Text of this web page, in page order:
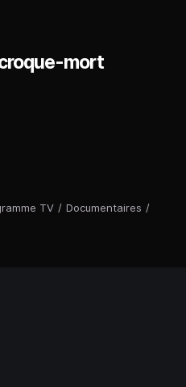
TV / Documentaires /
mort